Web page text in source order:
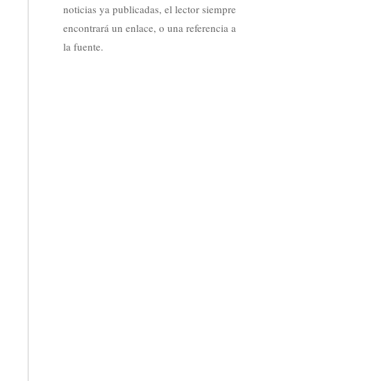
noticias ya publicadas, el lector siempre
encontrará un enlace, o una referencia a
la fuente.